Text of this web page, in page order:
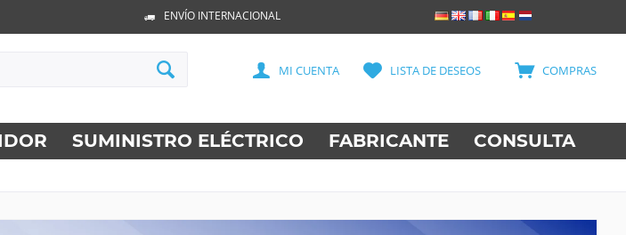
ENVÍO INTERNACIONAL
COMPRAS
LISTA DE DESEOS
MI CUENTA
SUMINISTRO ELÉCTRICO FABRICANTE CONSULTA